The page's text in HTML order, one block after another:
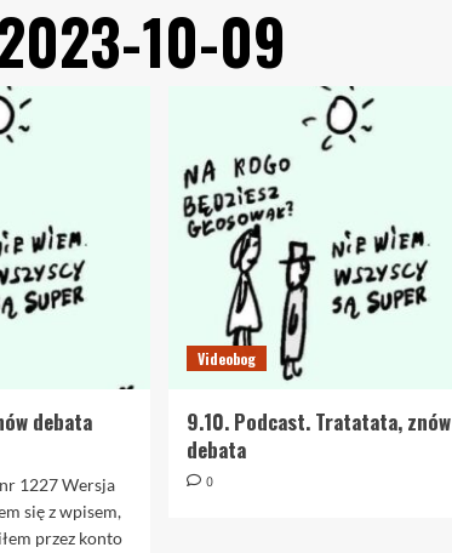
10-09
debata
1227 Wersja
się z wpisem,
przez konto
Videobog
9.10. Podcast. Tratatata, znów
debata
0